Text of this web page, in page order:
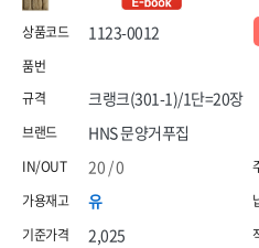
1123-0012
HNS 문양거푸집
유
2,025
크랭크(301-1)/1단=20장
20 / 0